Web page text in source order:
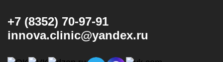
+7 (8352) 70-97-91
innova.clinic@yandex.ru